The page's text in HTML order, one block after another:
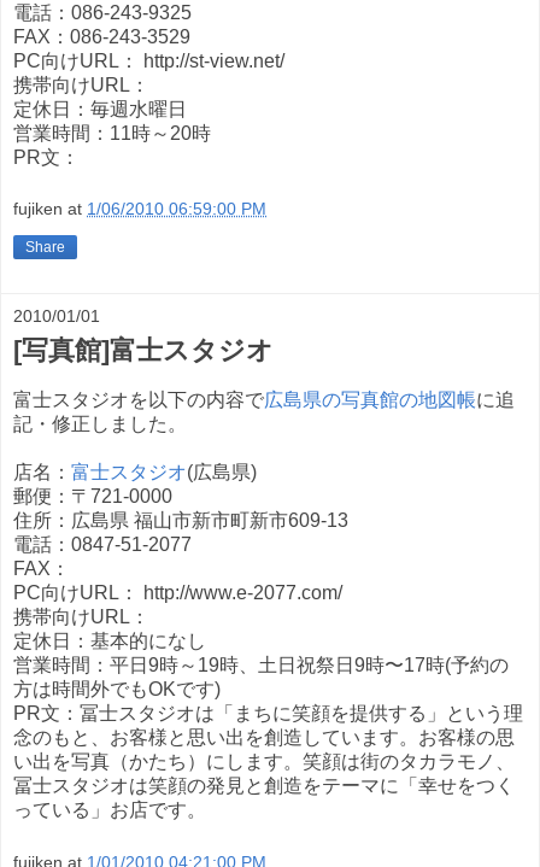
電話：086-243-9325
FAX：086-243-3529
PC向けURL： http://st-view.net/
携帯向けURL：
定休日：毎週水曜日
営業時間：11時～20時
PR文：
fujiken at 1/06/2010 06:59:00 PM
Share
2010/01/01
[写真館]富士スタジオ
富士スタジオを以下の内容で広島県の写真館の地図帳に追
記・修正しました。
店名： 富士スタジオ(広島県)
郵便：〒721-0000
住所：広島県 福山市新市町新市609-13
電話：0847-51-2077
FAX：
PC向けURL： http://www.e-2077.com/
携帯向けURL：
定休日：基本的になし
営業時間：平日9時～19時、土日祝祭日9時〜17時(予約の
方は時間外でもOKです)
PR文：冨士スタジオは「まちに笑顔を提供する」という理
念のもと、お客様と思い出を創造しています。お客様の思
い出を写真（かたち）にします。笑顔は街のタカラモノ、
冨士スタジオは笑顔の発見と創造をテーマに「幸せをつく
っている」お店です。
fujiken at 1/01/2010 04:21:00 PM